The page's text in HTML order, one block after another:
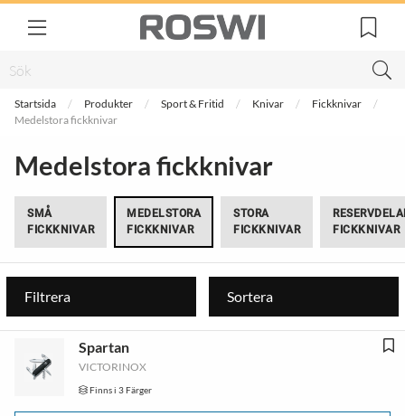
Startsida Produkter Sport & Fritid Knivar
Fickknivar
Medelstora fickknivar
Medelstora fickknivar
SMÅ
FICKKNIVAR
MEDELSTORA
FICKKNIVAR
STORA
FICKKNIVAR
FICKKNIVAR
Filtrera Sortera
Spartan
VICTORINOX
Finns i 3 Färger